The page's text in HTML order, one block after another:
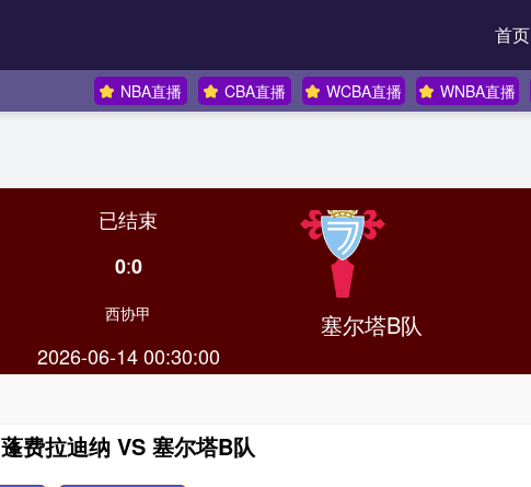
首页
NBA直播 CBA直播 WCBA直播 WNBA直播
已结束
0:0
西协甲
2026-06-14 00:30:00
塞尔塔B队
蓬费拉迪纳 VS 塞尔塔B队